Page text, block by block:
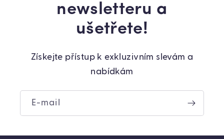
newsletteru a
ušetřete!
Získejte přístup k exkluzivním slevám a
nabídkám
E-mail